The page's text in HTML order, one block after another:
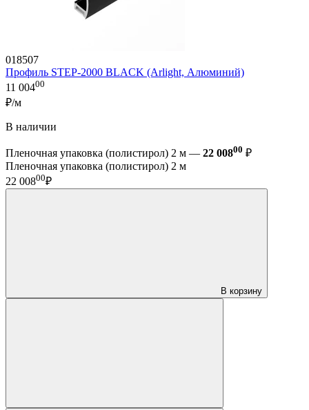
018507
Профиль STEP-2000 BLACK (Arlight, Алюминий)
11 00400
₽/м
В наличии
Пленочная упаковка (полистирол) 2 м — 22 00800 ₽
Пленочная упаковка (полистирол) 2 м
22 00800₽
В корзину